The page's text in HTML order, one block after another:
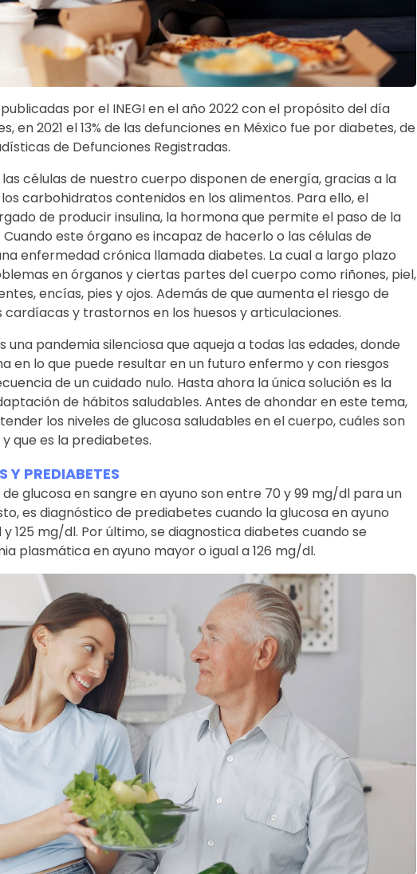
por el INEGI en el año 2022 con el propósito del día
en 2021 el 13% de las defunciones en México fue por diabetes, de
de Defunciones Registradas.
células de nuestro cuerpo disponen de energía, gracias a la
carbohidratos contenidos en los alimentos. Para ello, el
de producir insulina, la hormona que permite el paso de la
Cuando este órgano es incapaz de hacerlo o las células de
enfermedad crónica llamada diabetes. La cual a largo plazo
en órganos y ciertas partes del cuerpo como riñones, piel,
encías, pies y ojos. Además de que aumenta el riesgo de
y trastornos en los huesos y articulaciones.
una pandemia silenciosa que aqueja a todas las edades, donde
en lo que puede resultar en un futuro enfermo y con riesgos
de un cuidado nulo. Hasta ahora la única solución es la
de hábitos saludables. Antes de ahondar en este tema,
los niveles de glucosa saludables en el cuerpo, cuáles son
que es la prediabetes.
Y PREDIABETES
de glucosa en sangre en ayuno son entre 70 y 99 mg/dl para un
es diagnóstico de prediabetes cuando la glucosa en ayuno
125 mg/dl. Por último, se diagnostica diabetes cuando se
plasmática en ayuno mayor o igual a 126 mg/dl.